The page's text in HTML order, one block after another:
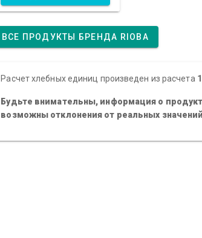
ВСЕ ПРОДУКТЫ БРЕНДА RIOBA
Расчет хлебных единиц произведен из расчета
Будьте внимательны, информация о
возможны отклонения от реальных